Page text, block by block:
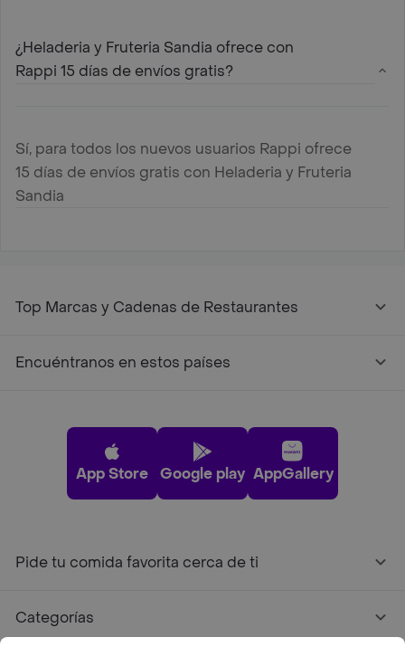
¿Heladeria y Fruteria Sandia ofrece con
Rappi 15 días de envíos gratis?
Sí, para todos los nuevos usuarios Rappi ofrece
15 días de envíos gratis con Heladeria y Fruteria
Sandia
Top Marcas y Cadenas de Restaurantes
Encuéntranos en estos países
App Store Google play AppGallery
Pide tu comida favorita cerca de ti
Categorías